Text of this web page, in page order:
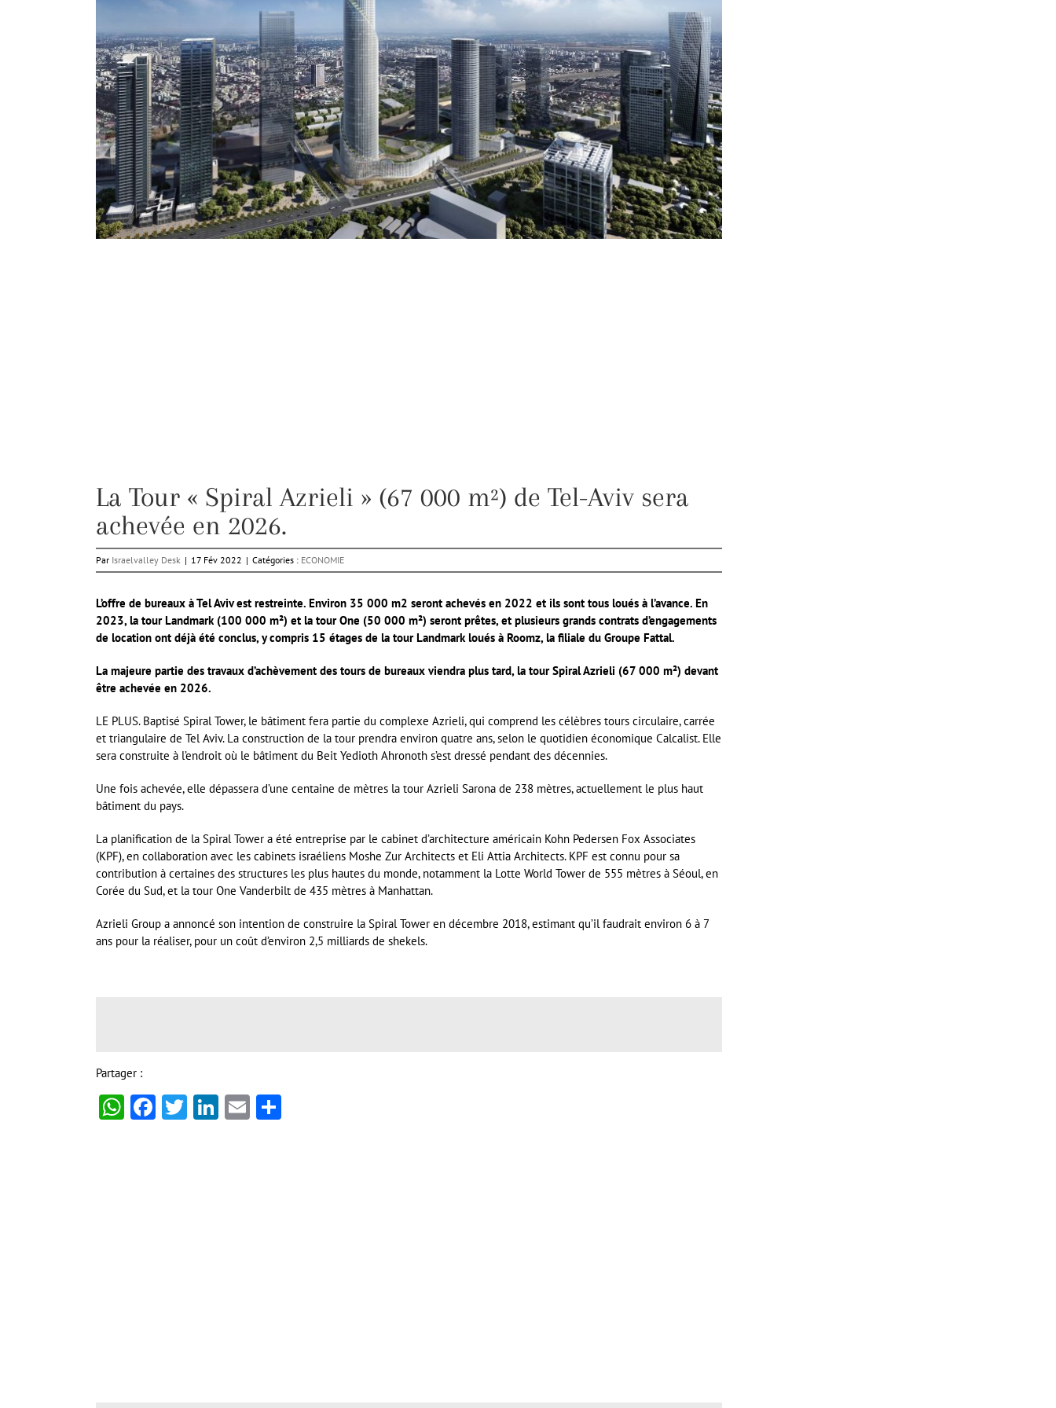
La Tour « Spiral Azrieli » (67 000 m²) de Tel-Aviv sera
achevée en 2026.
Par Israelvalley Desk | 17 Fév 2022 | Catégories : ECONOMIE
L’offre de bureaux à Tel Aviv est restreinte. Environ 35 000 m2 seront achevés en 2022 et ils sont tous loués à l’avance. En
2023, la tour Landmark (100 000 m²) et la tour One (50 000 m²) seront prêtes, et plusieurs grands contrats d’engagements
de location ont déjà été conclus, y compris 15 étages de la tour Landmark loués à Roomz, la filiale du Groupe Fattal.
La majeure partie des travaux d’achèvement des tours de bureaux viendra plus tard, la tour Spiral Azrieli (67 000 m²) devant
être achevée en 2026.
LE PLUS. Baptisé Spiral Tower, le bâtiment fera partie du complexe Azrieli, qui comprend les célèbres tours circulaire, carrée
et triangulaire de Tel Aviv. La construction de la tour prendra environ quatre ans, selon le quotidien économique Calcalist. Elle
sera construite à l’endroit où le bâtiment du Beit Yedioth Ahronoth s’est dressé pendant des décennies.
Une fois achevée, elle dépassera d’une centaine de mètres la tour Azrieli Sarona de 238 mètres, actuellement le plus haut
bâtiment du pays.
La planification de la Spiral Tower a été entreprise par le cabinet d’architecture américain Kohn Pedersen Fox Associates
(KPF), en collaboration avec les cabinets israéliens Moshe Zur Architects et Eli Attia Architects. KPF est connu pour sa
contribution à certaines des structures les plus hautes du monde, notamment la Lotte World Tower de 555 mètres à Séoul, en
Corée du Sud, et la tour One Vanderbilt de 435 mètres à Manhattan.
Azrieli Group a annoncé son intention de construire la Spiral Tower en décembre 2018, estimant qu’il faudrait environ 6 à 7
ans pour la réaliser, pour un coût d’environ 2,5 milliards de shekels.
Partager :
WhatsApp
Facebook
Twitter
LinkedIn
Email